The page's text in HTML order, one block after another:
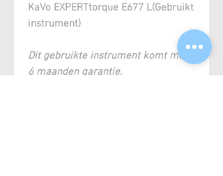
KaVo EXPERTtorque E677 L(Gebruikt
instrument)
Dit gebruikte instrument komt met
6 maanden garantie.